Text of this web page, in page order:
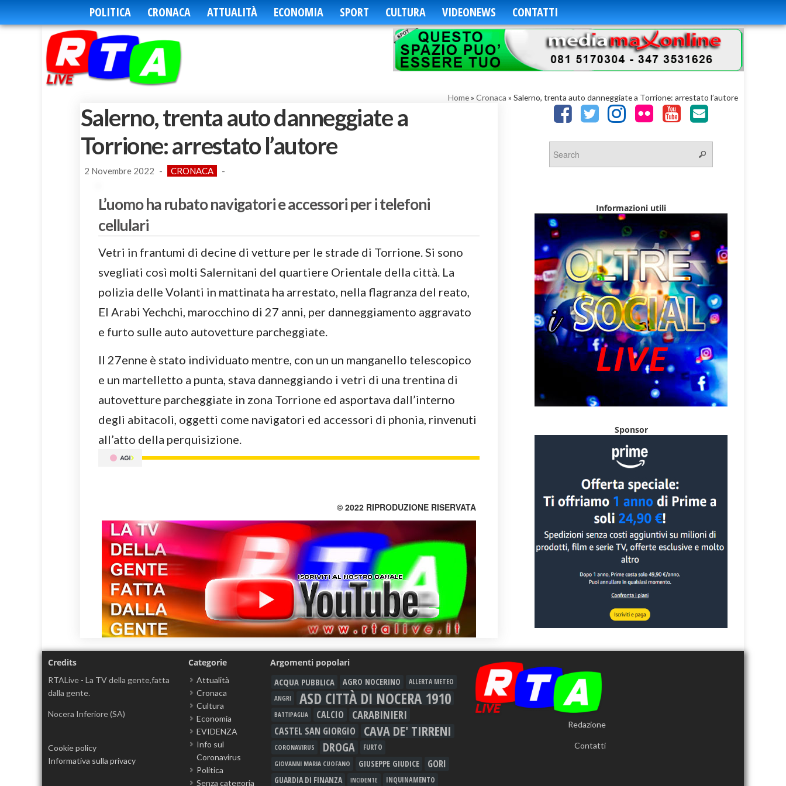
POLITICA CRONACA ATTUALITÀ ECONOMIA SPORT CULTURA VIDEONEWS CONTATTI
Home» Cronaca » Salerno, trenta auto danneggiate a Torrione: arrestato l’autore
Salerno, trenta auto danneggiate a
Torrione: arrestato l’autore
2 Novembre 2022 - CRONACA -
L’uomo ha rubato navigatori e accessori per i telefoni
cellulari
Vetri in frantumi di decine di vetture per le strade di Torrione. Si sono
svegliati così molti Salernitani del quartiere Orientale della città. La
polizia delle Volanti in mattinata ha arrestato, nella flagranza del reato,
El Arabi Yechchi, marocchino di 27 anni, per danneggiamento aggravato
e furto sulle auto autovetture parcheggiate.
Il 27enne è stato individuato mentre, con un un manganello telescopico
e un martelletto a punta, stava danneggiando i vetri di una trentina di
autovetture parcheggiate in zona Torrione ed asportava dall’interno
degli abitacoli, oggetti come navigatori ed accessori di phonia, rinvenuti
all’atto della perquisizione.
© 2022 RIPRODUZIONE RISERVATA
Informazioni utili
Sponsor
Credits
RTALive - La TV della gente,fatta
dalla gente.
Nocera Inferiore (SA)
Cookie policy
Informativa sulla privacy
Categorie
Attualità
Cronaca
Cultura
Economia
EVIDENZA
Info sul
Coronavirus
Politica
Senza categoria
Argomenti popolari
ACQUA PUBBLICA AGRO NOCERINO
ALLERTA METEO
ANGRI
ASD CITTÀ DI NOCERA 1910
BATTIPAGLIA CALCIO CARABINIERI
CASTEL SAN GIORGIO CAVA DE' TIRRENI
CORONAVIRUS DROGA FURTO
GIOVANNI MARIA CUOFANO GIUSEPPE GIUDICE GORI
GUARDIA DI FINANZA INCIDENTE INQUINAMENTO
Redazione
Contatti